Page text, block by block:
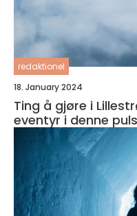
redaktionel
18. January 2024
Ting å gjøre i
eventyr i denne